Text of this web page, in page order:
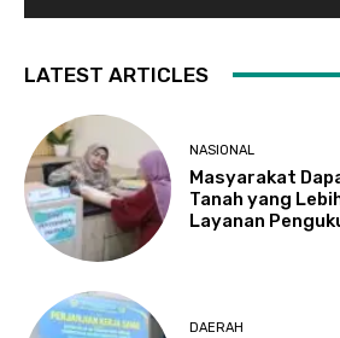
LATEST ARTICLES
NASIONAL
Masyarakat
Tanah yang
Layanan
DAERAH